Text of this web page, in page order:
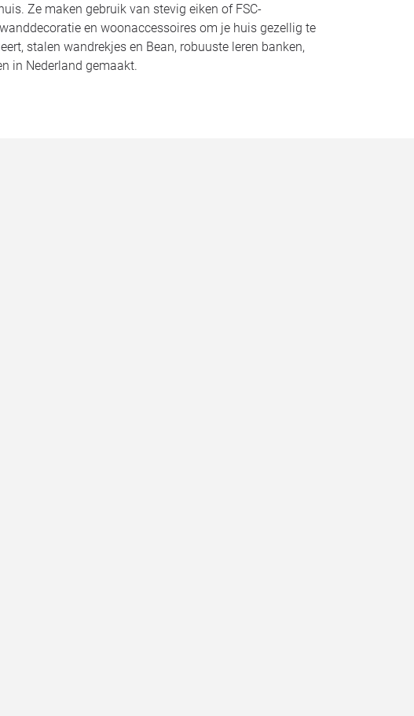
Ze maken gebruik van stevig eiken of FSC-
en woonaccessoires om je huis gezellig te
stalen wandrekjes en Bean, robuuste leren banken,
in Nederland gemaakt.